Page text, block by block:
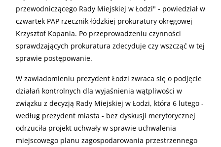
przewodniczącego Rady Miejskiej w Łodzi" - powiedział w
czwartek PAP rzecznik łódzkiej prokuratury okręgowej
Krzysztof Kopania. Po przeprowadzeniu czynności
sprawdzających prokuratura zdecyduje czy wszcząć w tej
sprawie postępowanie.
W zawiadomieniu prezydent Łodzi zwraca się o podjęcie
działań kontrolnych dla wyjaśnienia wątpliwości w
związku z decyzją Rady Miejskiej w Łodzi, która 6 lutego -
według prezydent miasta - bez dyskusji merytorycznej
odrzuciła projekt uchwały w sprawie uchwalenia
miejscowego planu zagospodarowania przestrzennego